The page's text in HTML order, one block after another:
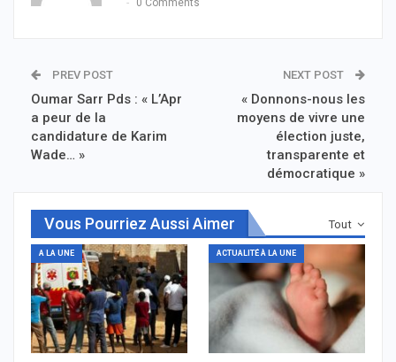
0 Comments
PREV POST
Oumar Sarr Pds : « L’Apr
a peur de la
candidature de Karim
Wade… »
NEXT POST
« Donnons-nous les
moyens de vivre une
élection juste,
transparente et
démocratique »
Tout
Vous Pourriez Aussi Aimer
A LA UNE ACTUALITÉ À LA UNE